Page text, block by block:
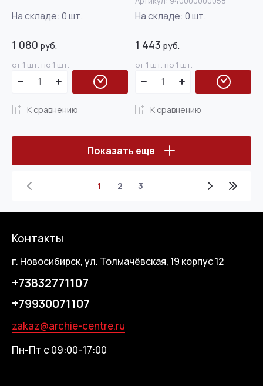
На складе: 0шт.
1 080 руб.
от 1 шт. по 1 шт.
К сравнению
На складе: 0шт.
1 443 руб.
от 1 шт. по 1 шт.
К сравнению
Показать еще
1 2 3
Контакты
г. Новосибирск, ул. Толмачёвская, 19 корпус 12
+73832771107
+79930071107
zakaz@archie-centre.ru
Пн-Пт с 09:00-17:00